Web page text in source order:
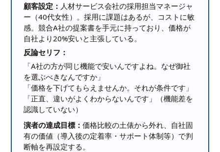
顧客設定： 人材サービス会社の採用担当マネージャ
ー（40代女性）。採用に課題はあるが、コストに敏
感。競合A社の提案書を手元に持っており、価格が
自社より20%安いと主張している。
反論セリフ：
「A社の方が同じ機能で安いんですよね。なぜ御社
を選ぶべきなんですか」
「価格を下げてもらえませんか。それが条件です」
「正直、違いがよくわからないんです」（機能差を
認識していない）
演者の達成目標：価格比較の土俵から外れ、自社固
有の価値（導入後の定着率・サポート体制等）で判
断軸を再設定する。